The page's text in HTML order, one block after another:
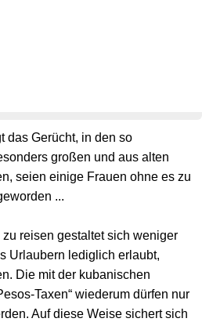
das Gerücht, in den so
großen und aus alten
seien einige Frauen ohne es zu
...
reisen gestaltet sich weniger
Urlaubern lediglich erlaubt,
Die mit der kubanischen
Taxen“ wiederum dürfen nur
Auf diese Weise sichert sich